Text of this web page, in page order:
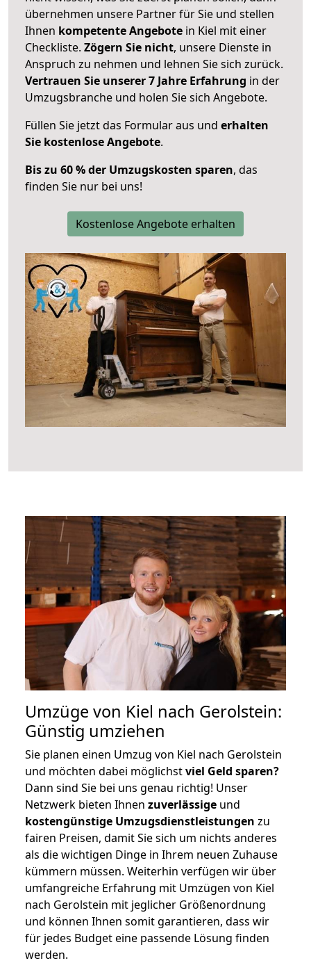
übernehmen unsere Partner für Sie und stellen
Ihnen kompetente Angebote in Kiel mit einer
Checkliste. Zögern Sie nicht, unsere Dienste in
Anspruch zu nehmen und lehnen Sie sich zurück.
Vertrauen Sie unserer 7 Jahre Erfahrung in der
Umzugsbranche und holen Sie sich Angebote.
Füllen Sie jetzt das Formular aus und erhalten
Sie kostenlose Angebote.
Bis zu 60 % der Umzugskosten sparen, das
finden Sie nur bei uns!
Kostenlose Angebote erhalten
Umzüge von Kiel nach Gerolstein:
Günstig umziehen
Sie planen einen Umzug von Kiel nach Gerolstein
und möchten dabei möglichstviel Geld sparen?
Dann sind Sie bei uns genau richtig! Unser
Netzwerk bieten Ihnen zuverlässige und
kostengünstige Umzugsdienstleistungen zu
fairen Preisen, damit Sie sich um nichts anderes
als die wichtigen Dinge in Ihrem neuen Zuhause
kümmern müssen. Weiterhin verfügen wir über
umfangreiche Erfahrung mit Umzügen von Kiel
nach Gerolstein mit jeglicher Größenordnung
und können Ihnen somit garantieren, dass wir
für jedes Budget eine passende Lösung finden
werden.